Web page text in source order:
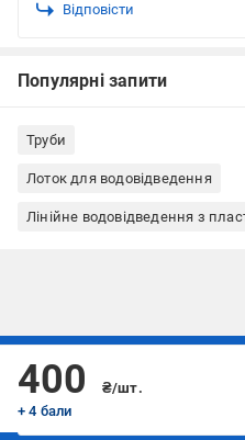
Відповісти
Популярні запити
Труби
Лоток для водовідведення
Лінійне водовідведення з
400
₴/шт.
+ 4 бали
Підписуйтесь, щоб